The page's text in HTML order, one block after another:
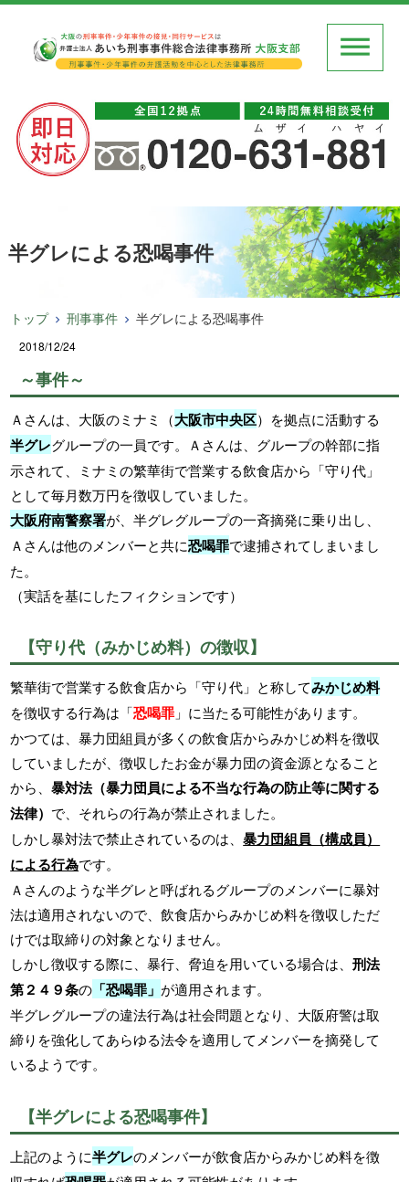
半グレによる恐喝事件
トップ 刑事事件 半グレによる恐喝事件
2018/12/24
～事件～
Ａさんは、大阪のミナミ（大阪市中央区）を拠点に活動する
半グレグループの一員です。Ａさんは、グループの幹部に指
示されて、ミナミの繁華街で営業する飲食店から「守り代」
として毎月数万円を徴収していました。
大阪府南警察署が、半グレグループの一斉摘発に乗り出し、
Ａさんは他のメンバーと共に恐喝罪で逮捕されてしまいまし
た。
（実話を基にしたフィクションです）
【守り代（みかじめ料）の徴収】
繁華街で営業する飲食店から「守り代」と称してみかじめ料
を徴収する行為は「恐喝罪 」に当たる可能性があります。
かつては、暴力団組員が多くの飲食店からみかじめ料を徴収
していましたが、徴収したお金が暴力団の資金源となること
から、暴対法（暴力団員による不当な行為の防止等に関する
法律） で、それらの行為が禁止されました。
しかし暴対法で禁止されているのは、暴力団組員（構成員）
による行為です。
Ａさんのような半グレと呼ばれるグループのメンバーに暴対
法は適用されないので、飲食店からみかじめ料を徴収しただ
けでは取締りの対象となりません。
しかし徴収する際に、暴行、脅迫を用いている場合は、刑法
第２４９条の 「恐喝罪」 が適用されます。
半グレグループの違法行為は社会問題となり、大阪府警は取
締りを強化してあらゆる法令を適用してメンバーを摘発して
いるようです。
【半グレによる恐喝事件】
上記のように半グレのメンバーが飲食店からみかじめ料を徴